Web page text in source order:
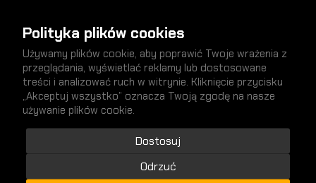
SPRAWDŹ nowości
Polityka plików cookies
Używamy plików cookie, aby poprawić Twoje wrażenia z
przeglądania, wyświetlać reklamy lub dostosowane
treści i analizować ruch w witrynie. Kliknięcie przycisku
„Akceptuj wszystko” oznacza Twoją zgodę na nasze
używanie plików cookie.
Dostosuj
Odrzuć